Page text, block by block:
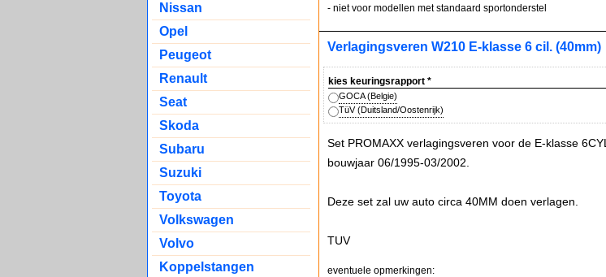
Nissan
Opel
Peugeot
Renault
Seat
Skoda
Subaru
Suzuki
Toyota
Volkswagen
Volvo
Koppelstangen
- niet voor modellen met standaard sportonderstel
Verlagingsveren W210 E-klasse 6 cil. (40mm)
kies keuringsrapport *
GOCA (Belgie)
TüV (Duitsland/Oostenrijk)
Set PROMAXX verlagingsveren voor de E-klasse
bouwjaar 06/1995-03/2002.
Deze set zal uw auto circa 40MM doen verlagen.
TUV
eventuele opmerkingen: